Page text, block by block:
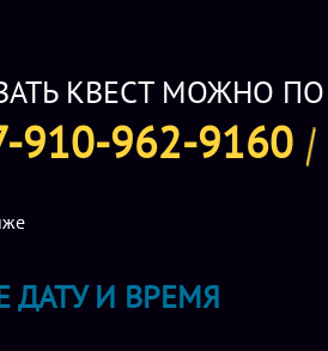
комната отдыха на более
предложить отдельную
взять любые угощения. В
можно арендовать. Будний
Реальности "Есть два шлема
Oculus Rift S. И много
КВЕСТ МОЖНО ПО
910-962-9160
ДАТУ И ВРЕМЯ